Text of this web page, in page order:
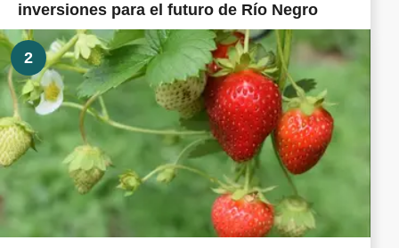
inversiones para el futuro de Río Negro
2